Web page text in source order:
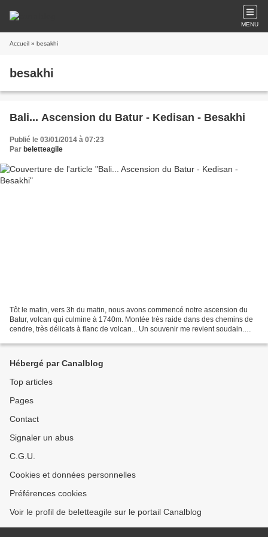
MENU
Accueil » besakhi
besakhi
Bali... Ascension du Batur - Kedisan - Besakhi
Publié le 03/01/2014 à 07:23
Par beletteagile
Tôt le matin, vers 3h du matin, nous avons commencé notre ascension du
Batur, volcan qui culmine à 1740m. Montée très raide dans des chemins de
cendre, très délicats à flanc de volcan... Un souvenir me revient soudain.
Hébergé par Canalblog
Top articles
Pages
Contact
Signaler un abus
C.G.U.
Cookies et données personnelles
Préférences cookies
Voir le profil de beletteagile sur le portail Canalblog